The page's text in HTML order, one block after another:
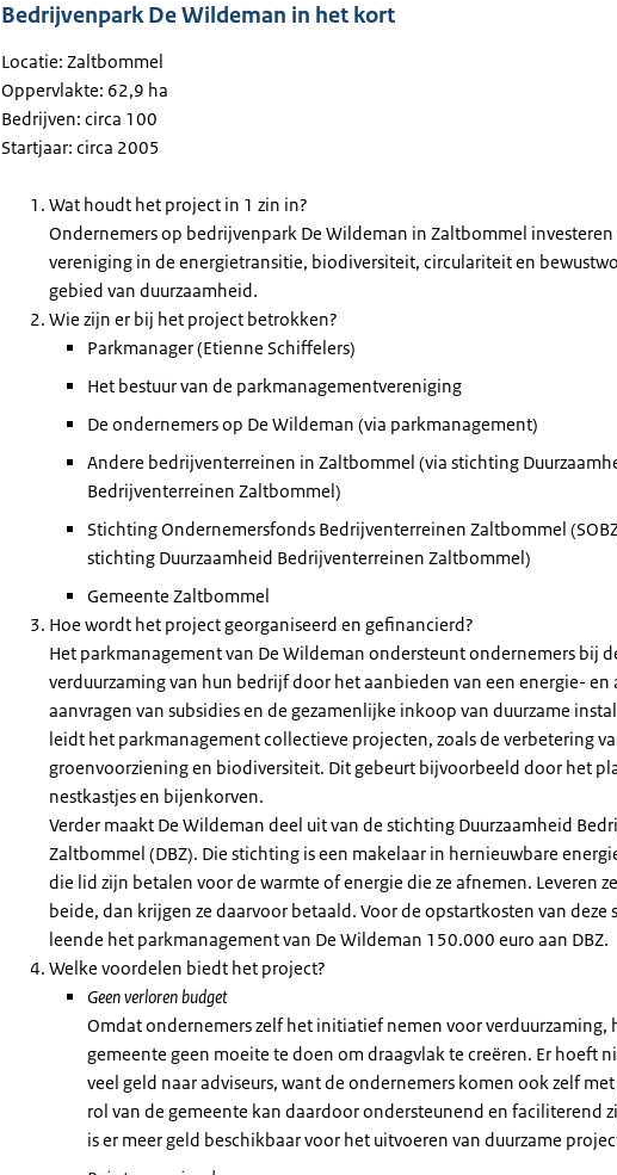
Bedrijvenpark De Wildeman in het kort
Locatie: Zaltbommel
Oppervlakte: 62,9 ha
Bedrijven: circa 100
Startjaar: circa 2005
Wat houdt het project in 1 zin in?
Ondernemers op bedrijvenpark De Wildeman in Zaltbommel investeren
vereniging in de energietransitie, biodiversiteit, circulariteit en
gebied van duurzaamheid.
Wie zijn er bij het project betrokken?
Parkmanager (Etienne Schiffelers)
Het bestuur van de parkmanagementvereniging
De ondernemers op De Wildeman (via parkmanagement)
Andere bedrijventerreinen in Zaltbommel (via stichting
Bedrijventerreinen Zaltbommel)
Stichting Ondernemersfonds Bedrijventerreinen Zaltbommel
stichting Duurzaamheid Bedrijventerreinen Zaltbommel)
Gemeente Zaltbommel
Hoe wordt het project georganiseerd en gefinancierd?
Het parkmanagement van De Wildeman ondersteunt ondernemers bij
verduurzaming van hun bedrijf door het aanbieden van een energie- en
aanvragen van subsidies en de gezamenlijke inkoop van duurzame
leidt het parkmanagement collectieve projecten, zoals de verbetering
groenvoorziening en biodiversiteit. Dit gebeurt bijvoorbeeld door het
nestkastjes en bijenkorven.
Verder maakt De Wildeman deel uit van de stichting Duurzaamheid
Zaltbommel (DBZ). Die stichting is een makelaar in hernieuwbare
die lid zijn betalen voor de warmte of energie die ze afnemen. Leveren
beide, dan krijgen ze daarvoor betaald. Voor de opstartkosten van deze
leende het parkmanagement van De Wildeman 150.000 euro aan DBZ.
Welke voordelen biedt het project?
Geen verloren budget
Omdat ondernemers zelf het initiatief nemen voor verduurzaming,
gemeente geen moeite te doen om draagvlak te creëren. Er hoeft
veel geld naar adviseurs, want de ondernemers komen ook zelf
rol van de gemeente kan daardoor ondersteunend en faciliterend
is er meer geld beschikbaar voor het uitvoeren van duurzame